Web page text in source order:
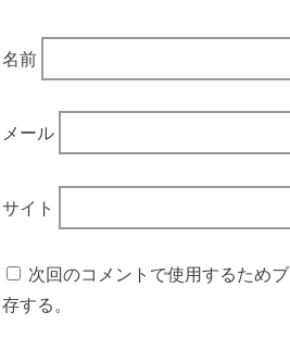
名前
メール
サイト
次回のコメントで使用するため
存する。